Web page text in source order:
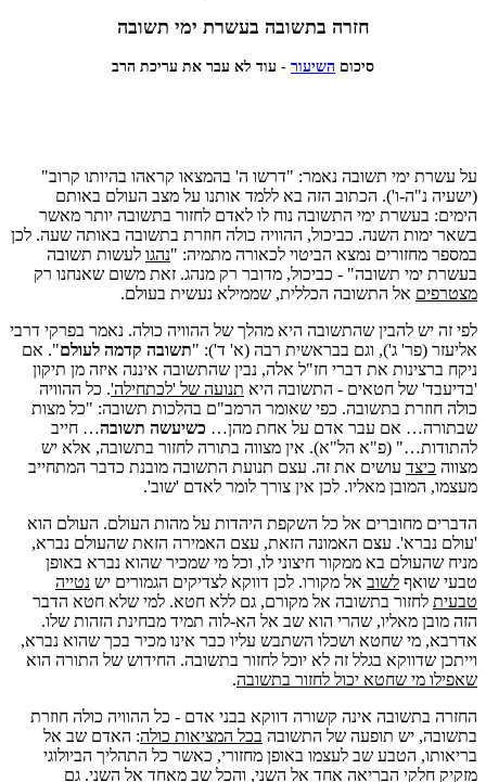
חזרה בתשובה בעשרת ימי תשובה
סיכום השיעור - עוד לא עבר את עריכת הרב
על עשרת ימי תשובה נאמר: "דרשו ה' בהמצאו קראהו בהיותו קרוב"
(ישעיה נ"ה-ו'). הכתוב הזה בא ללמד אותנו על מצב העולם באותם
הימים: בעשרת ימי התשובה נוח לו לאדם לחזור בתשובה יותר מאשר
בשאר ימות השנה. כביכול, ההוויה כולה חוזרת בתשובה באותה שעה. לכן
במספר מחזורים נמצא הביטוי לכאורה מתמיה: "נהגו לעשות תשובה
בעשרת ימי תשובה" - כביכול, מדובר רק מנהג. זאת משום שאנחנו רק
מצטרפים אל התשובה הכללית, שממילא נעשית בעולם.
לפי זה יש להבין שהתשובה היא מהלך של ההוויה כולה. נאמר בפרקי דרבי
אליעזר (פר' ג'), וגם בבראשית רבה (א' ד'): "תשובה קדמה לעולם". אם
ניקח ברצינות את דברי חז"ל אלה, נבין שהתשובה איננה איזה מן תיקון
'בדיעבד' של חטאים - התשובה היא תנועה של 'לכתחילה'. כל ההוויה
כולה חוזרת בתשובה. כפי שאומר הרמב"ם בהלכות תשובה: "כל מצות
שבתורה… אם עבר אדם על אחת מהן… כשיעשה תשובה… חייב
להתודות…" (פ"א הל"א). אין מצווה בתורה לחזור בתשובה, אלא יש
מצווה כיצד עושים את זה. עצם תנועת התשובה מובנת כדבר המתחייב
מעצמו, המובן מאליו. לכן אין צורך לומר לאדם 'שוב'.
הדברים מחוברים אל כל השקפת היהדות על מהות העולם. העולם הוא
'עולם נברא'. עצם האמונה הזאת, עצם האמירה הזאת שהעולם נברא,
מניח שהעולם בא ממקור חיצוני לו, וכל מי שמכיר שהוא נברא באופן
טבעי שואף לשוב אל מקורו. לכן דווקא לצדיקים הגמורים יש נטייה
טבעית לחזור בתשובה אל מקורם, גם ללא חטא. למי שלא חטא הדבר
הזה מובן מאליו, שהרי הוא שב אל הא-לוה תמיד מבחינת הזהות שלו.
אדרבא, מי שחטא ושכלו השתבש עליו כבר אינו מכיר בכך שהוא נברא,
וייתכן שדווקא בגלל זה לא יוכל לחזור בתשובה. החידוש של התורה הוא
שאפילו מי שחטא יכול לחזור בתשובה.
החזרה בתשובה אינה קשורה דווקא בבני אדם - כל ההוויה כולה חוזרת
בתשובה, יש תופעה של התשובה בכל המציאות כולה: האדם שב אל
בריאותו, הטבע שב לעצמו באופן מחזורי, כאשר כל התהליך הביולוגי
מזקיק חלקי הבריאה אחד אל השני, והכל שב מאחד אל השני. גם